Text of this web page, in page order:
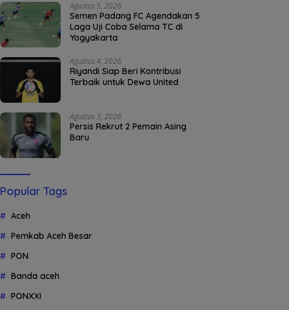
Agustus 5, 2026
Semen Padang FC Agendakan 5
Laga Uji Coba Selama TC di
Yogyakarta
Agustus 4, 2026
Riyandi Siap Beri Kontribusi
Terbaik untuk Dewa United
Agustus 3, 2026
Persis Rekrut 2 Pemain Asing
Baru
Popular Tags
Aceh
Pemkab Aceh Besar
PON
Banda aceh
PONXXI